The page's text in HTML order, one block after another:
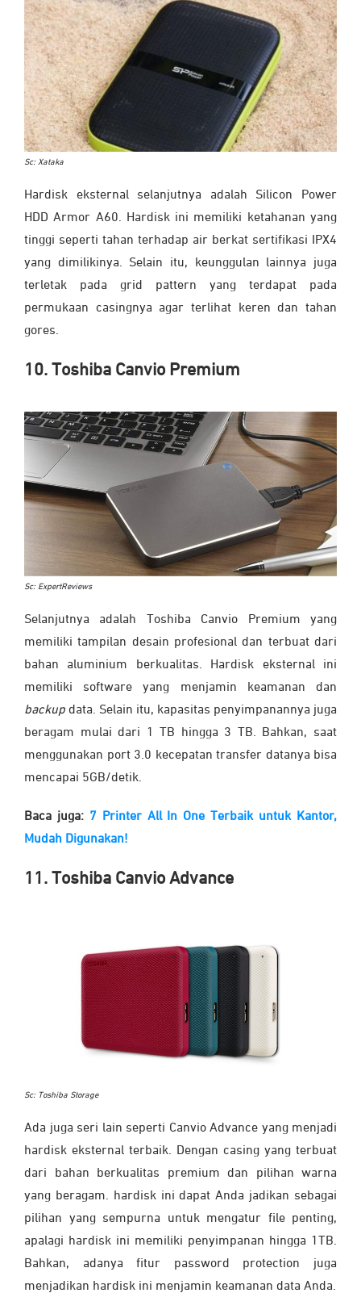
Sc: Xataka
Hardisk eksternal selanjutnya adalah Silicon Power
HDD Armor A60. Hardisk ini memiliki ketahanan yang
tinggi seperti tahan terhadap air berkat sertifikasi IPX4
yang dimilikinya. Selain itu, keunggulan lainnya juga
terletak pada grid pattern yang terdapat pada
permukaan casingnya agar terlihat keren dan tahan
gores.
10. Toshiba Canvio Premium
Sc: ExpertReviews
Selanjutnya adalah Toshiba Canvio Premium yang
memiliki tampilan desain profesional dan terbuat dari
bahan aluminium berkualitas. Hardisk eksternal ini
memiliki software yang menjamin keamanan dan
backup data. Selain itu, kapasitas penyimpanannya juga
beragam mulai dari 1 TB hingga 3 TB. Bahkan, saat
menggunakan port 3.0 kecepatan transfer datanya bisa
mencapai 5GB/detik.
Baca juga: 7 Printer All In One Terbaik untuk Kantor,
Mudah Digunakan!
11. Toshiba Canvio Advance
Sc: Toshiba Storage
Ada juga seri lain seperti Canvio Advance yang menjadi
hardisk eksternal terbaik. Dengan casing yang terbuat
dari bahan berkualitas premium dan pilihan warna
yang beragam. hardisk ini dapat Anda jadikan sebagai
pilihan yang sempurna untuk mengatur file penting,
apalagi hardisk ini memiliki penyimpanan hingga 1TB.
Bahkan, adanya fitur password protection juga
menjadikan hardisk ini menjamin keamanan data Anda.